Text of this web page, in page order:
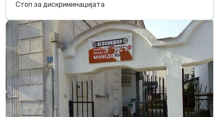
Стоп за дискриминацијата